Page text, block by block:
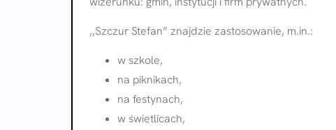
,,Szczur Stefan” znajdzie zastosowanie, m.in.:
w szkole,
na piknikach,
na festynach,
w świetlicach,